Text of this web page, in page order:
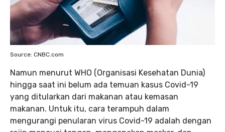
Source: CNBC.com
Namun menurut WHO (Organisasi Kesehatan Dunia)
hingga saat ini belum ada temuan kasus Covid-19
yang ditularkan dari makanan atau kemasan
makanan. Untuk itu, cara terampuh dalam
mengurangi penularan virus Covid-19 adalah dengan